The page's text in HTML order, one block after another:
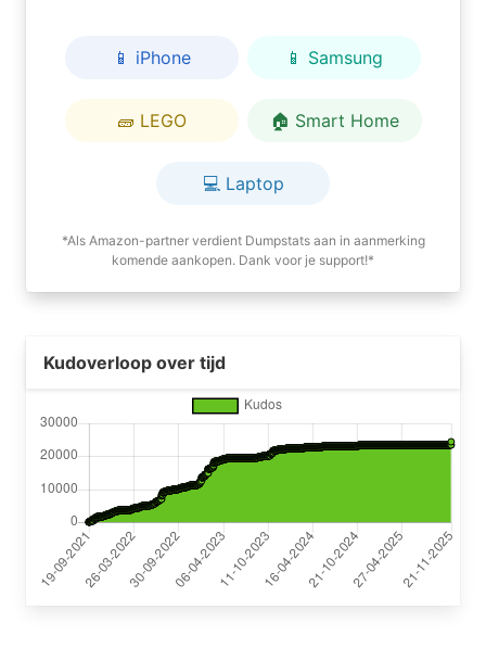
📱 iPhone 📱 Samsung
🧱 LEGO 🏠 Smart Home
💻 Laptop
*Als Amazon-partner verdient Dumpstats aan in aanmerking
komende aankopen. Dank voor je support!*
Kudoverloop over tijd